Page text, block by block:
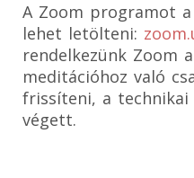
A Zoom programot
lehet letölteni:
rendelkezünk Zoom
meditációhoz való
frissíteni, a technikai
végett.